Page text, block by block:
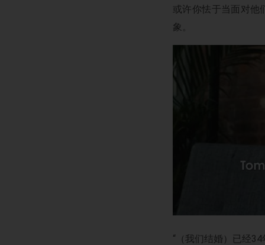
或许你怯于当面对他
象。
“（我们结婚）已经34